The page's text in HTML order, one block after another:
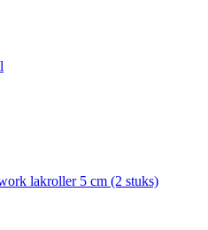
lakroller 5 cm (2 stuks)